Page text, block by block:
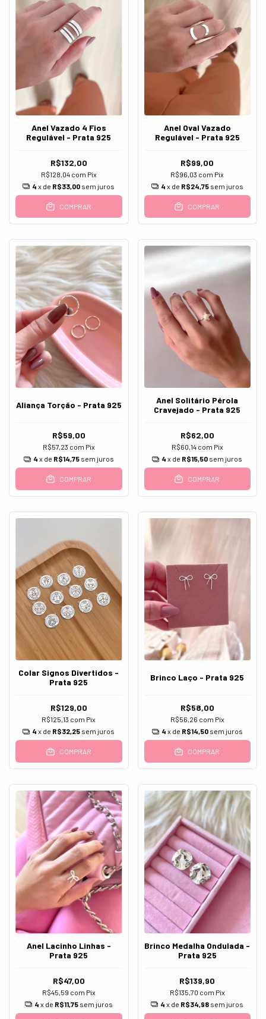
Anel Vazado 4 Fios
Regulável - Prata 925
R$132,00
R$128,04 com Pix
4 x de R$33,00 sem juros
COMPRAR
Anel Oval Vazado
Regulável - Prata 925
R$99,00
R$96,03 com Pix
4 x de R$24,75 sem juros
COMPRAR
Aliança Torção - Prata 925
R$59,00
R$57,23 com Pix
4 x de R$14,75 sem juros
COMPRAR
Anel Solitário Pérola
Cravejado - Prata 925
R$62,00
R$60,14 com Pix
4 x de R$15,50 sem juros
COMPRAR
Colar Signos Divertidos -
Prata 925
R$129,00
R$125,13 com Pix
4 x de R$32,25 sem juros
COMPRAR
Brinco Laço - Prata 925
R$58,00
R$56,26 com Pix
4 x de R$14,50 sem juros
COMPRAR
Anel Lacinho Linhas -
Prata 925
R$47,00
R$45,59 com Pix
4 x de R$11,75 sem juros
Brinco Medalha Ondulada -
Prata 925
R$139,90
R$135,70 com Pix
4 x de R$34,98 sem juros